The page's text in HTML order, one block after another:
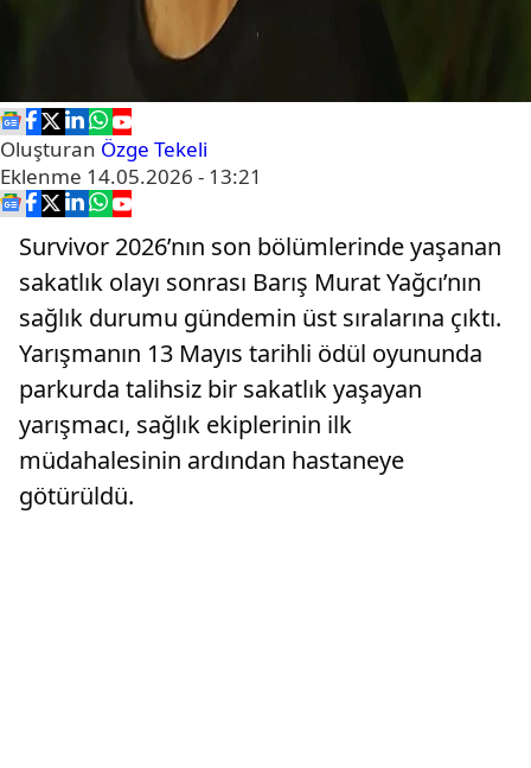
Oluşturan Özge Tekeli
Eklenme 14.05.2026 - 13:21
Survivor 2026’nın son bölümlerinde yaşanan
sakatlık olayı sonrası Barış Murat Yağcı’nın
sağlık durumu gündemin üst sıralarına çıktı.
Yarışmanın 13 Mayıs tarihli ödül oyununda
parkurda talihsiz bir sakatlık yaşayan
yarışmacı, sağlık ekiplerinin ilk
müdahalesinin ardından hastaneye
götürüldü.